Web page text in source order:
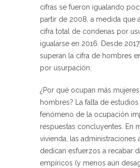
cifras se fueron igualando
partir de 2008, a medida que
cifra total de condenas por
igualarse en 2016. Desde
superan la cifra de hombres
por usurpación.
¿Por qué ocupan más
hombres? La falta de
fenómeno de la ocupación
respuestas concluyentes. En
vivienda, las administraciones
dedican esfuerzos a recabar
empíricos (y menos aún